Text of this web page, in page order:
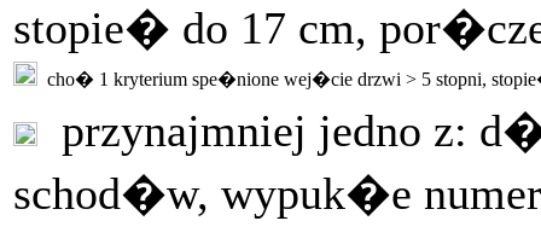
stopie� do 17 cm,
cho� 1 kryterium spe�nione wej�cie drzwi > 5 stopni,
przynajmniej jedno z:
schod�w, wypuk�e